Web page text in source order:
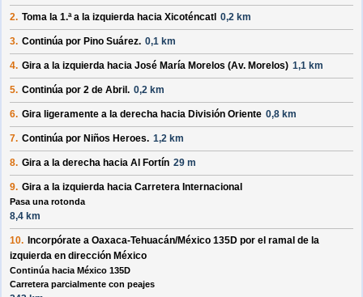
2. Toma la 1.ª a la izquierda hacia Xicoténcatl 0,2 km
3. Continúa por Pino Suárez. 0,1 km
4. Gira a la izquierda hacia José María Morelos (Av. Morelos) 1,1 km
5. Continúa por 2 de Abril . 0,2 km
6. Gira ligeramente a la derecha hacia División Oriente 0,8 km
7. Continúa por Niños Heroes. 1,2 km
8. Gira a la derecha hacia Al Fortín 29 m
9. Gira a la izquierda hacia Carretera Internacional
Pasa una rotonda
8,4 km
10. Incorpórate a Oaxaca-Tehuacán/México 135D por el ramal de la
izquierda en dirección México
Continúa hacia México 135D
Carretera parcialmente con peajes